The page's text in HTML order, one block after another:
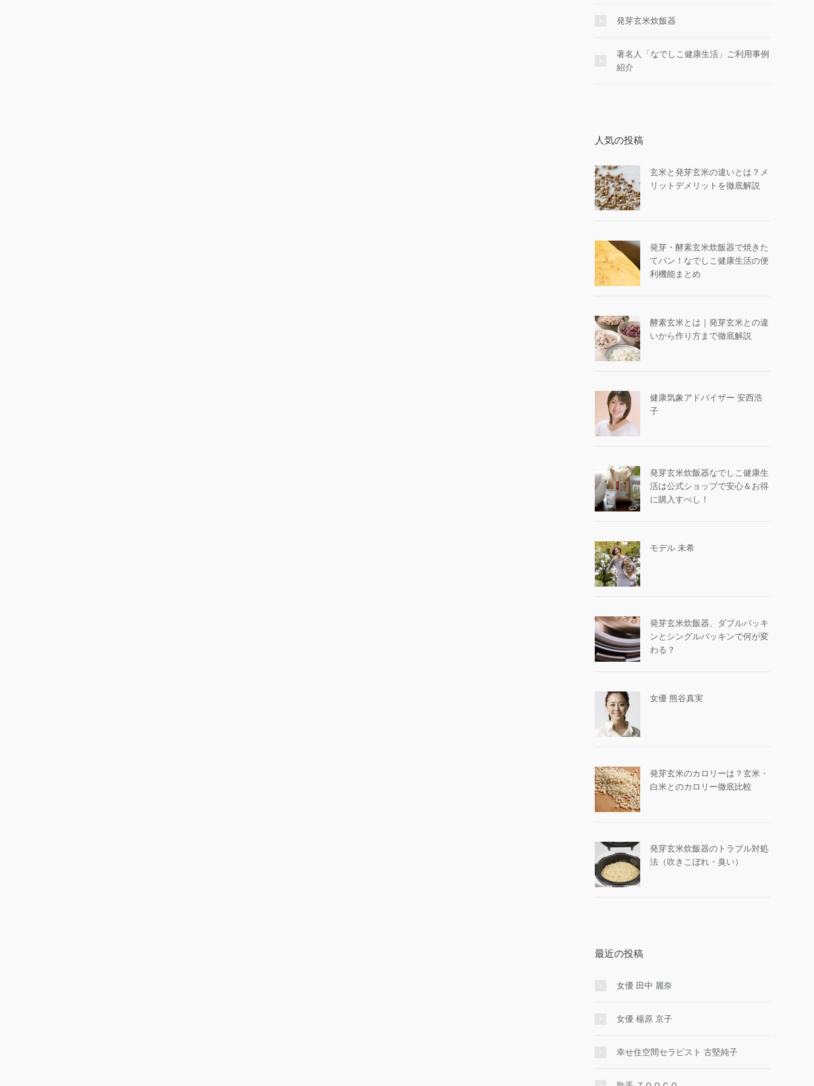
発芽玄米炊飯器
著名人「なでしこ健康生活」ご利用事例
紹介
人気の投稿
玄米と発芽玄米の違いとは？メ
リットデメリットを徹底解説
発芽・酵素玄米炊飯器で焼きた
てパン！なでしこ健康生活の便
利機能まとめ
酵素玄米とは｜発芽玄米との違
いから作り方まで徹底解説
健康気象アドバイザー 安西浩
子
発芽玄米炊飯器なでしこ健康生
活は公式ショップで安心＆お得
に購入すべし！
モデル 未希
発芽玄米炊飯器、ダブルパッキ
ンとシングルパッキンで何が変
わる？
女優 熊谷真実
発芽玄米のカロリーは？玄米・
白米とのカロリー徹底比較
発芽玄米炊飯器のトラブル対処
法（吹きこぼれ・臭い）
最近の投稿
女優 田中 麗奈
女優 楊原 京子
幸せ住空間セラピスト 古堅純子